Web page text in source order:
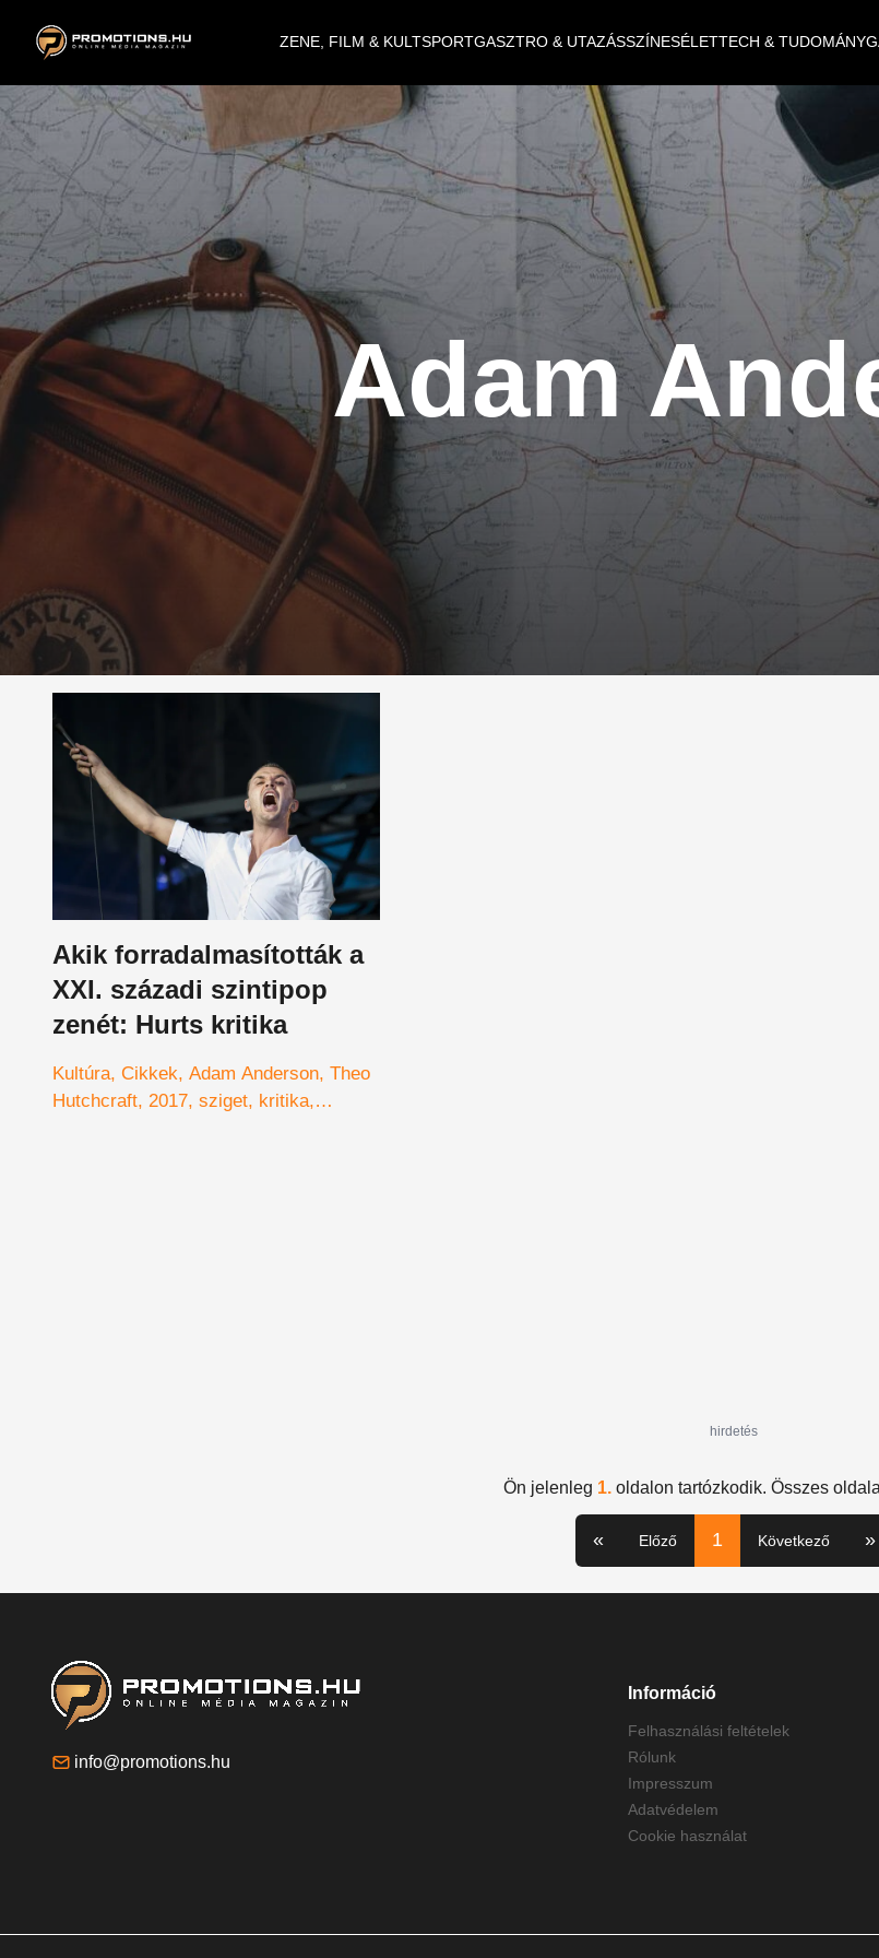
ZENE, FILM & KULTSPORTGASZTRO & UTAZÁSSZÍNESÉLETTECH & TUDOMÁNY
Adam
Akik forradalmasították a
XXI. századi szintipop
zenét: Hurts kritika
Kultúra Cikkek Adam Anderson Theo
Hutchcraft 2017 sziget kritika
hirdetés
Ön jelenleg 1. oldalon tartózkodik. Összes
« Előző 1 Következő »
info@promotions.hu
Információ
Felhasználási feltételek
Rólunk
Impresszum
Adatvédelem
Cookie használat